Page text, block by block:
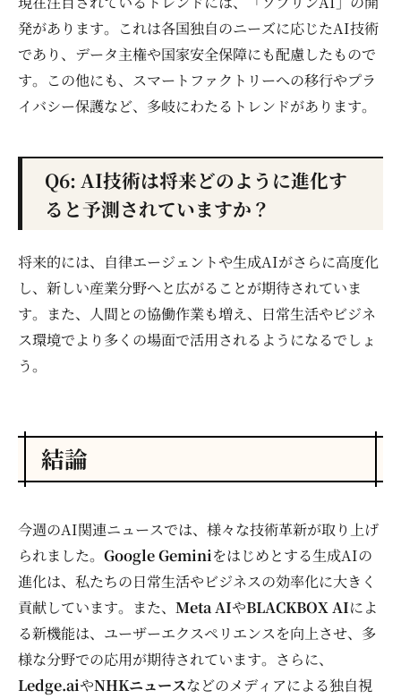
発があります。これは各国独自のニーズに応じたAI技術
であり、データ主権や国家安全保障にも配慮したもので
す。この他にも、スマートファクトリーへの移行やプラ
イバシー保護など、多岐にわたるトレンドがあります。
Q6: AI技術は将来どのように進化す
ると予測されていますか？
将来的には、自律エージェントや生成AIがさらに高度化
し、新しい産業分野へと広がることが期待されていま
す。また、人間との協働作業も増え、日常生活やビジネ
ス環境でより多くの場面で活用されるようになるでしょ
う。
結論
今週のAI関連ニュースでは、様々な技術革新が取り上げ
られました。 Google Geminiをはじめとする生成AIの
進化は、私たちの日常生活やビジネスの効率化に大きく
貢献しています。また、 Meta AIやBLACKBOX AIによ
る新機能は、ユーザーエクスペリエンスを向上させ、多
様な分野での応用が期待されています。さらに、
Ledge.aiやNHKニュースなどのメディアによる独自視